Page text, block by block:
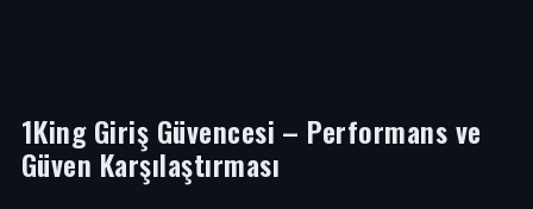
1King Giriş Güvencesi – Performans ve
Güven Karşılaştırması